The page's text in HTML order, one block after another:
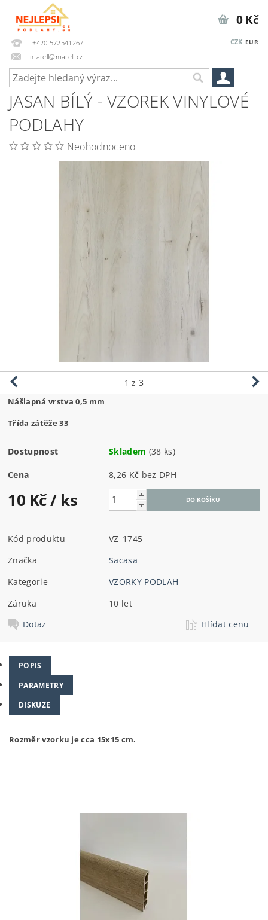
+420 572541267
marell@marell.cz
CZK EUR
0 Kč
JASAN BÍLÝ - VZOREK VINYLOVÉ
PODLAHY
Neohodnoceno
1 z 3
Nášlapná vrstva 0,5 mm
Třída zátěže 33
Dostupnost Skladem (38 ks)
Cena 8,26 Kč bez DPH
10 Kč/ ks
Kód produktu
VZ_1745
Značka
Sacasa
Kategorie
VZORKY PODLAH
Záruka
10 let
Dotaz
Hlídat cenu
POPIS
PARAMETRY
DISKUZE
Rozměr vzorku je cca 15x15 cm.